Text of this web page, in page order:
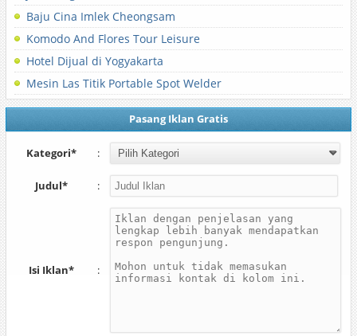
Baju Cina Imlek Cheongsam
Komodo And Flores Tour Leisure
Hotel Dijual di Yogyakarta
Mesin Las Titik Portable Spot Welder
Pasang Iklan Gratis
Kategori* :
Judul* :
Isi Iklan* :